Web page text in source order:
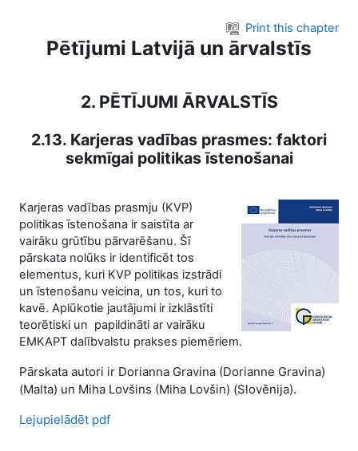
Print this chapter
Pētījumi Latvijā un ārvalstīs
2. PĒTĪJUMI ĀRVALSTĪS
2.13. Karjeras vadības prasmes: faktori
sekmīgai politikas īstenošanai
Karjeras vadības prasmju (KVP)
politikas īstenošana ir saistīta ar
vairāku grūtību pārvarēšanu. Šī
pārskata nolūks ir identificēt tos
elementus, kuri KVP politikas izstrādi
un īstenošanu veicina, un tos, kuri to
kavē. Aplūkotie jautājumi ir izklāstīti
teorētiski un papildināti ar vairāku
EMKAPT dalībvalstu prakses piemēriem.
Pārskata autori ir Dorianna Gravina (Dorianne Gravina)
(Malta) un Miha Lovšins (Miha Lovšin) (Slovēnija).
Lejupielādēt pdf